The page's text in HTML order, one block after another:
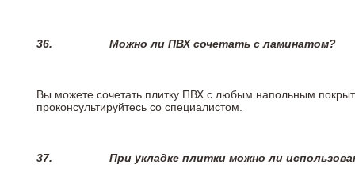
36. Можно ли ПВХ сочетать с ламинатом?
Вы можете сочетать плитку ПВХ с любым напольным
проконсультируйтесь со специалистом.
37. При укладке плитки можно ли